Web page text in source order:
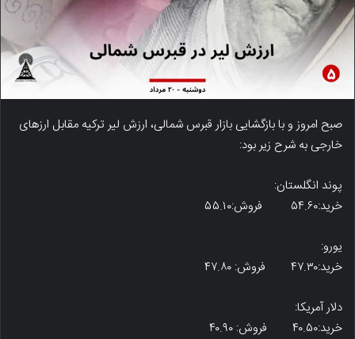
صبح امروز و با بازگشایی بازار قبرس شمالی، ارزش لیر ترکیه مقابل ارزهای
خارجی به شرح زیر بود:
پوند انگلستان:
خرید:۵۴.۶۰ فروش:۵۵.۱۰
یورو:
خرید:۴۷.۳۰ فروش: ۴۷.۸۰
دلار آمریکا:
خرید:۴۰.۵۰ فروش: ۴۰.۹۰